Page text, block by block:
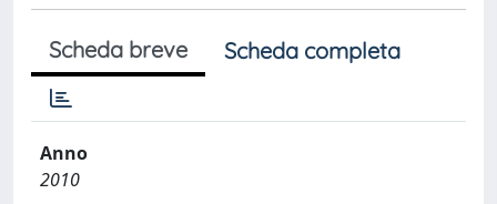
Scheda breve Scheda completa
Anno
2010